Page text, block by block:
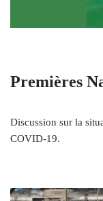
Premières
Discussion sur la
COVID-19.